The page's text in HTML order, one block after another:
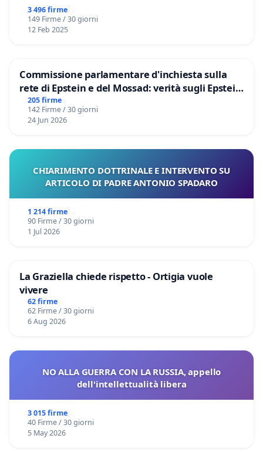
3 496 firme
149 Firme / 30 giorni
12 Feb 2025
Commissione parlamentare d'inchiesta sulla
rete di Epstein e del Mossad: verità sugli Epstein
Files
205 firme
142 Firme / 30 giorni
24 Jun 2026
CHIARIMENTO DOTTRINALE E INTERVENTO SU
ARTICOLO DI PADRE ANTONIO SPADARO
1 214 firme
90 Firme / 30 giorni
1 Jul 2026
La Graziella chiede rispetto - Ortigia vuole
vivere
62 firme
62 Firme / 30 giorni
6 Aug 2026
NO ALLA GUERRA CON LA RUSSIA, appello
dell'intellettualità libera
3 015 firme
40 Firme / 30 giorni
5 May 2026